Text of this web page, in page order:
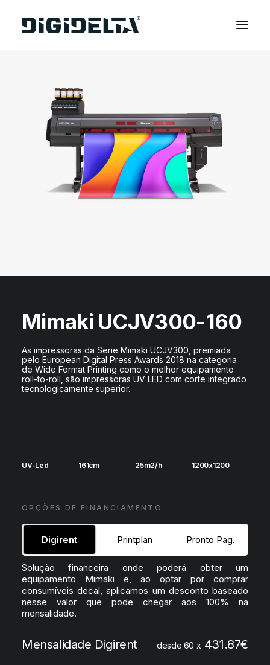
APLICAÇÕES
FINANCIAMENTO
TECNOLOGIA MIMAKI
CONTACTOS
SOBRE NÓS
Mimaki UCJV300-160
As impressoras da Serie Mimaki UCJV300, premiada
pelo European Digital Press Awards 2018 na categoria
de Wide Format Printing como o melhor equipamento
roll-to-roll, são impressoras UV LED com corte integrado
tecnologicamente superior.
UV-Led 161cm 25m2/h 1200x1200
OPÇÕES DE FINANCIAMENTO
Digirent Printplan Pronto Pag.
Solução financeira onde poderá obter um
equipamento Mimaki e, ao optar por comprar
consumíveis decal, aplicamos um desconto baseado
nesse valor que pode chegar aos 100% na
mensalidade.
Mensalidade Digirent desde 60 x 431.87€